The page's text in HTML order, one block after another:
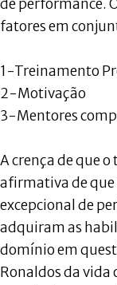
de performance.
fatores em
1-Treinamento
2-Motivação
3-Mentores
A crença de que
afirmativa de que
excepcional de
adquiram as
domínio em
Ronaldos da vida